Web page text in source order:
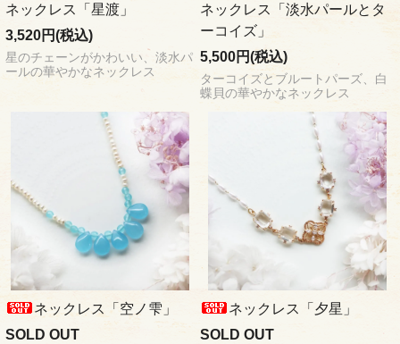
ネックレス「星渡」
3,520円(税込)
星のチェーンがかわいい、淡水パ
ールの華やかなネックレス
ネックレス「淡水パールとタ
ーコイズ」
5,500円(税込)
ターコイズとブルートパーズ、白
蝶貝の華やかなネックレス
ネックレス「空ノ雫」
SOLD OUT
ネックレス「夕星」
SOLD OUT